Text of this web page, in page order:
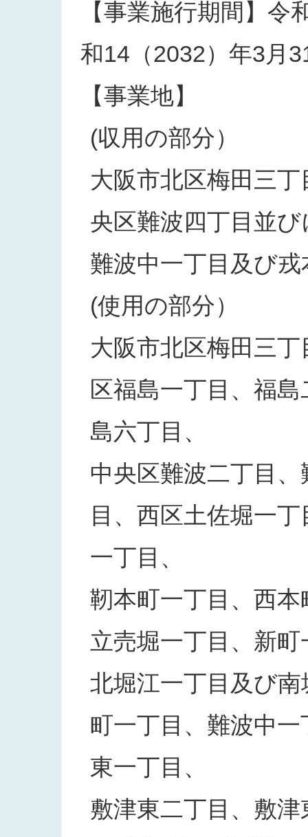
【事業施行期間】
和14（2032）年3月
【事業地】
(収用の部分）
大阪市北区梅田三
央区難波四丁目並
難波中一丁目及び
(使用の部分）
大阪市北区梅田三
区福島一丁目、福
島六丁目、
中央区難波二丁目
目、西区土佐堀一
一丁目、
靭本町一丁目、西
立売堀一丁目、新町
北堀江一丁目及び
町一丁目、難波中
東一丁目、
敷津東二丁目、敷